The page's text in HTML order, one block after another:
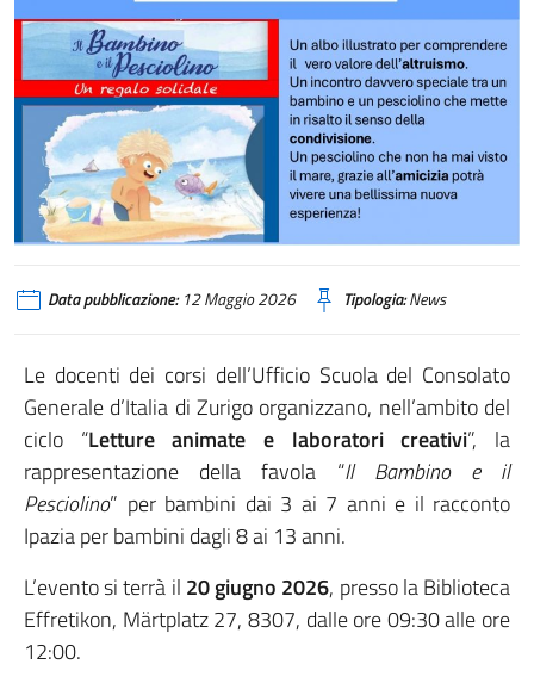
Data pubblicazione:12 Maggio 2026 Tipologia:News
Le docenti dei corsi dell’Ufficio Scuola del Consolato
Generale d’Italia di Zurigo organizzano, nell’ambito del
ciclo “Letture animate e laboratori creativi”, la
rappresentazione della favola “Il Bambino e il
Pesciolino” per bambini dai 3 ai 7 anni e il racconto
Ipazia per bambini dagli 8 ai 13 anni.
L’evento si terrà il 20 giugno 2026, presso la Biblioteca
Effretikon, Märtplatz 27, 8307, dalle ore 09:30 alle ore
12:00.